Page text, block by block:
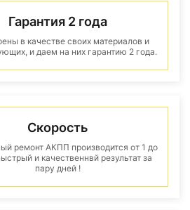
Гарантия 2 года
в качестве своих материалов и
и даем на них гарантию 2 года.
Скорость
ремонт АКПП производится от 1 до
и качественнвй результат за
пару дней !